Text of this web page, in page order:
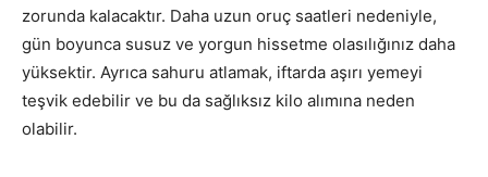
zorunda kalacaktır. Daha uzun oruç saatleri nedeniyle,
gün boyunca susuz ve yorgun hissetme olasılığınız daha
yüksektir. Ayrıca sahuru atlamak, iftarda aşırı yemeyi
teşvik edebilir ve bu da sağlıksız kilo alımına neden
olabilir.